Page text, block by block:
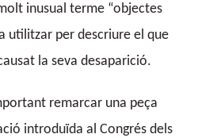
inusual terme “objectes
utilitzar per descriure el que
la seva desaparició.
remarcar una peça
introduïda al Congrés dels